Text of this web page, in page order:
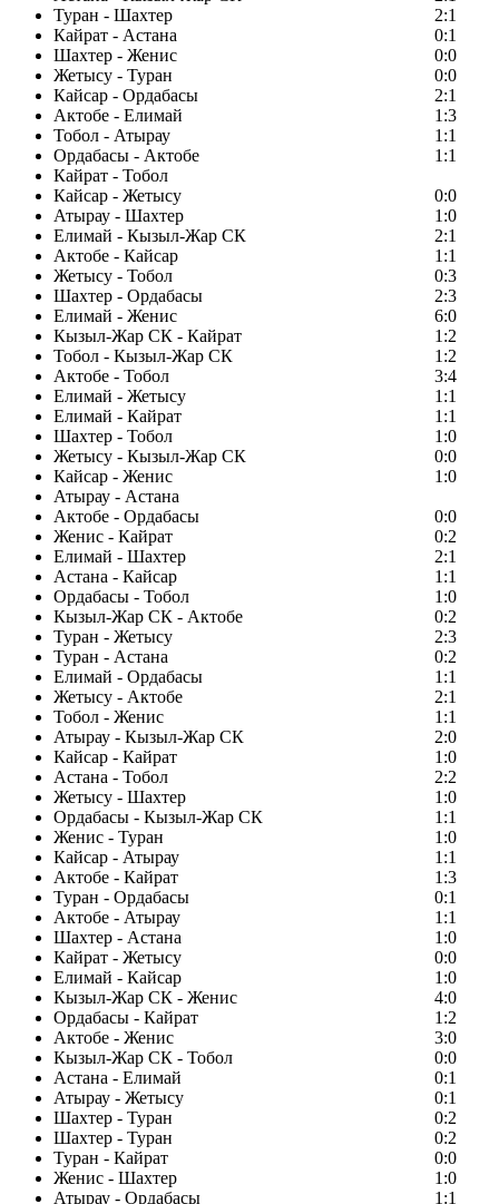
Туран - Шахтер
2:1
Кайрат - Астана
0:1
Шахтер - Женис
0:0
Жетысу - Туран
0:0
Кайсар - Ордабасы
2:1
Актобе - Елимай
1:3
Тобол - Атырау
1:1
Ордабасы - Актобе
1:1
Кайрат - Тобол
Кайсар - Жетысу
0:0
Атырау - Шахтер
1:0
Елимай - Кызыл-Жар СК
2:1
Актобе - Кайсар
1:1
Жетысу - Тобол
0:3
Шахтер - Ордабасы
2:3
Елимай - Женис
6:0
Кызыл-Жар СК - Кайрат
1:2
Тобол - Кызыл-Жар СК
1:2
Актобе - Тобол
3:4
Елимай - Жетысу
1:1
Елимай - Кайрат
1:1
Шахтер - Тобол
1:0
Жетысу - Кызыл-Жар СК
0:0
Кайсар - Женис
1:0
Атырау - Астана
Актобе - Ордабасы
0:0
Женис - Кайрат
0:2
Елимай - Шахтер
2:1
Астана - Кайсар
1:1
Ордабасы - Тобол
1:0
Кызыл-Жар СК - Актобе
0:2
Туран - Жетысу
2:3
Туран - Астана
0:2
Елимай - Ордабасы
1:1
Жетысу - Актобе
2:1
Тобол - Женис
1:1
Атырау - Кызыл-Жар СК
2:0
Кайсар - Кайрат
1:0
Астана - Тобол
2:2
Жетысу - Шахтер
1:0
Ордабасы - Кызыл-Жар СК
1:1
Женис - Туран
1:0
Кайсар - Атырау
1:1
Актобе - Кайрат
1:3
Туран - Ордабасы
0:1
Актобе - Атырау
1:1
Шахтер - Астана
1:0
Кайрат - Жетысу
0:0
Елимай - Кайсар
1:0
Кызыл-Жар СК - Женис
4:0
Ордабасы - Кайрат
1:2
Актобе - Женис
3:0
Кызыл-Жар СК - Тобол
0:0
Астана - Елимай
0:1
Атырау - Жетысу
0:1
Шахтер - Туран
0:2
Шахтер - Туран
0:2
Туран - Кайрат
0:0
Женис - Шахтер
1:0
Атырау - Ордабасы
1:1